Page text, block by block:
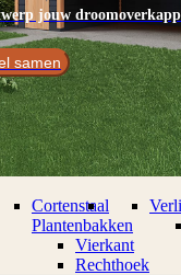
jouw
samen
Cortenstaal
Plantenbakken
Vierkant
Rechthoek